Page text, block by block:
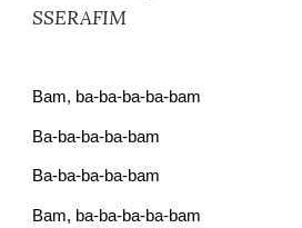
SSERAFIM
Bam, ba-ba-ba-ba-bam
Ba-ba-ba-ba-bam
Ba-ba-ba-ba-bam
Bam, ba-ba-ba-ba-bam